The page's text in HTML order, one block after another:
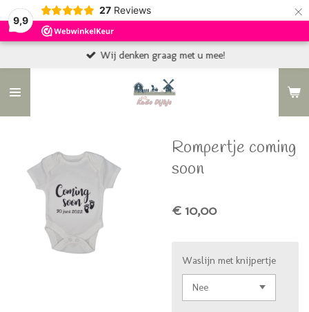
9,9
27 Reviews ×
Wij denken graag met u mee!
Rompertje coming
soon
€ 10,00
Waslijn met knijpertje